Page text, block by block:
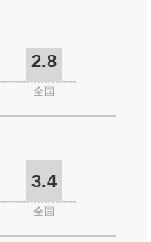
2.8
全国
3.4
全国